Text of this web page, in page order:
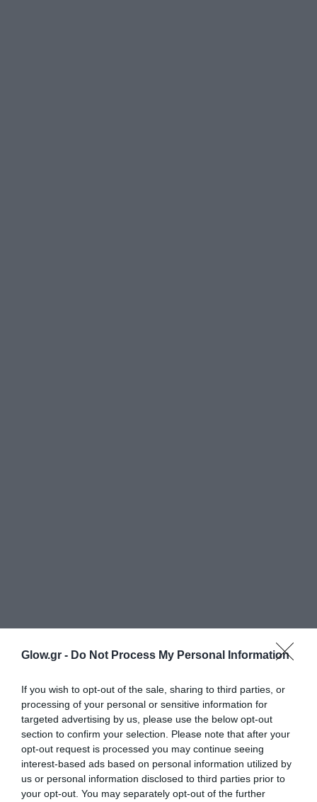
Glow.gr - Do Not Process My Personal Information
If you wish to opt-out of the sale, sharing to third parties, or
processing of your personal or sensitive information for
targeted advertising by us, please use the below opt-out
section to confirm your selection. Please note that after your
opt-out request is processed you may continue seeing
interest-based ads based on personal information utilized by
us or personal information disclosed to third parties prior to
your opt-out. You may separately opt-out of the further